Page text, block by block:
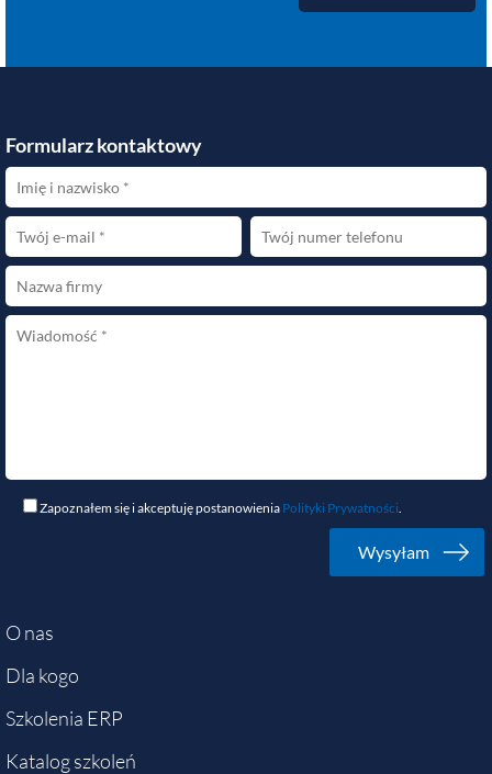
Formularz kontaktowy
Zapoznałem się i akceptuję postanowienia Polityki Prywatności
O nas
Dla kogo
Szkolenia ERP
Katalog szkoleń